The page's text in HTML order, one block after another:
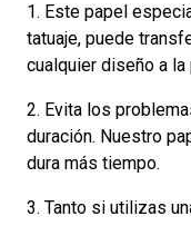
1. Este papel
tatuaje, puede
cualquier diseño a la
2. Evita los
duración. Nuestro
dura más tiempo.
3. Tanto si utilizas